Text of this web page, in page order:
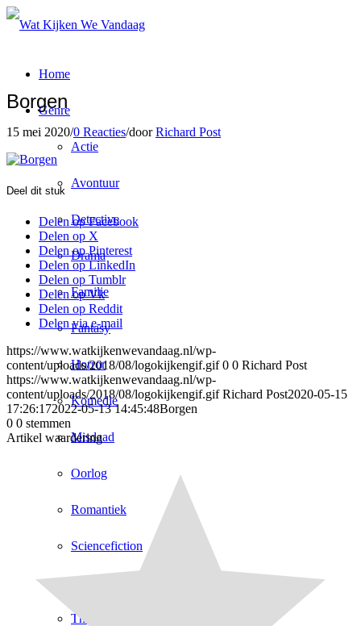
Home
Genre
Actie
Avontuur
Detective
Drama
Familie
Fantasy
Horror
Komedie
Misdaad
Oorlog
Romantiek
Sciencefiction
Thriller
Borgen
15 mei 2020/0 Reacties/doorRichard Post
Deel dit stuk
Delen op Facebook
Delen op X
Delen op Pinterest
Delen op LinkedIn
Delen op Tumblr
Delen op Vk
Delen op Reddit
Delen via e-mail
https://www.watkijkenwevandaag.nl/wp-
content/uploads/2018/08/logokijkengif.gif 0 0 Richard Post
https://www.watkijkenwevandaag.nl/wp-
content/uploads/2018/08/logokijkengif.gif Richard Post2020-05-15
17:26:172022-05-13 14:45:48Borgen
0 0 stemmen
Artikel waardering